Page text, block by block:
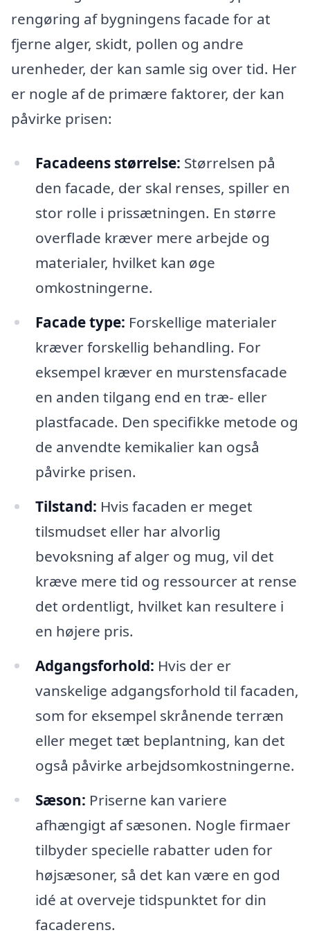
rengøring af bygningens facade for at
fjerne alger, skidt, pollen og andre
urenheder, der kan samle sig over tid. Her
er nogle af de primære faktorer, der kan
påvirke prisen:
Facadeens størrelse: Størrelsen på
den facade, der skal renses, spiller en
stor rolle i prissætningen. En større
overflade kræver mere arbejde og
materialer, hvilket kan øge
omkostningerne.
Facade type: Forskellige materialer
kræver forskellig behandling. For
eksempel kræver en murstensfacade
en anden tilgang end en træ- eller
plastfacade. Den specifikke metode og
de anvendte kemikalier kan også
påvirke prisen.
Tilstand: Hvis facaden er meget
tilsmudset eller har alvorlig
bevoksning af alger og mug, vil det
kræve mere tid og ressourcer at rense
det ordentligt, hvilket kan resultere i
en højere pris.
Adgangsforhold: Hvis der er
vanskelige adgangsforhold til facaden,
som for eksempel skrånende terræn
eller meget tæt beplantning, kan det
også påvirke arbejdsomkostningerne.
Sæson: Priserne kan variere
afhængigt af sæsonen. Nogle firmaer
tilbyder specielle rabatter uden for
højsæsoner, så det kan være en god
idé at overveje tidspunktet for din
facaderens.